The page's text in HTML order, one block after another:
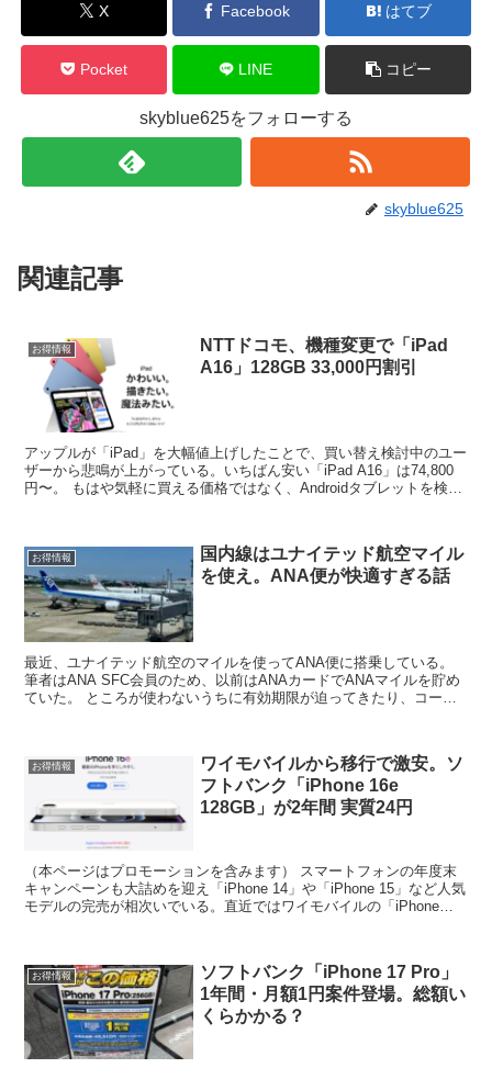
X Facebook はてブ
Pocket LINE コピー
skyblue625をフォローする
skyblue625
関連記事
お得情報
NTTドコモ、機種変更で「iPad
A16」128GB 33,000円割引
アップルが「iPad」を大幅値上げしたことで、買い替え検討中のユー
ザーから悲鳴が上がっている。いちばん安い「iPad A16」は74,800
円〜。 もはや気軽に買える価格ではなく、Androidタブレットを検討
お得情報
国内線はユナイテッド航空マイル
を使え。ANA便が快適すぎる話
最近、ユナイテッド航空のマイルを使ってANA便に搭乗している。
筆者はANA SFC会員のため、以前はANAカードでANAマイルを貯め
ていた。 ところが使わないうちに有効期限が迫ってきたり、コール
お得情報
ワイモバイルから移行で激安。ソ
フトバンク「iPhone 16e
128GB」が2年間 実質24円
（本ページはプロモーションを含みます） スマートフォンの年度末
キャンペーンも大詰めを迎え「iPhone 14」や「iPhone 15」など人気
モデルの完売が相次いでいる。直近ではワイモバイルの「iPhone
お得情報
ソフトバンク「iPhone 17 Pro」
1年間・月額1円案件登場。総額い
くらかかる？